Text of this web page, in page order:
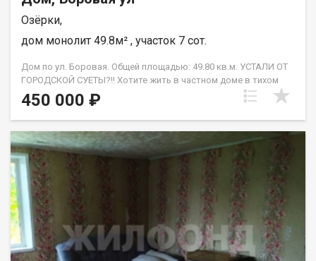
Озёрки,
дом монолит 49.8м² , участок 7 сот.
Дом по ул. Боровая. Общей площадью: 49.80 кв.м. УСТАЛИ ОТ
ГОРОДСКОЙ СУЕТЫ?!! Хотите жить в частном доме в тихом
районе недалеко от города (60 км. до Новоалтайска, 80 км. до
Барнаула). Тогда наш вариант идеально Вам подходит!! Дом в
Тальменском районе Станция Озёрки, ул. Боровая. На участке
7 соток располагаются дом, баня, хозяйственные постройки.
Дом кирпичный на 4 квартиры. В квартире 2 изолированные
комнаты, кухня, холодная пристройка. Туалет на улице.
Отопление печное-водяное, вода на улице (колодец и
колонка). В поселке есть детский сад, школа, ФАП (терапевт и
педиатр), торговые центры. Оплата наличные, сертификаты,
ипотека. Помощь в оформлении ипотеки. Реальному
покупателю хороший ТОРГ!! ЗВОНИТЕ ПРЯМО СЕЙЧАС!!
ПРИХОДИТЕ НА ПРОСМОТР СЕГОДНЯ, ЧТОБЫ ЗАВТРА НЕ
УСЛЫШАТЬ ПРОДАНО! Возможен обмен на вашу
450 000 ₽